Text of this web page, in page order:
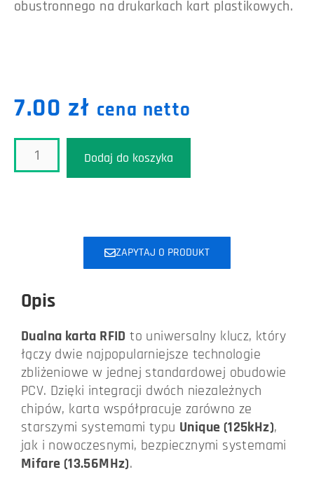
obustronnego na drukarkach kart plastikowych.
7.00 zł cena netto
Dodaj do koszyka
ZAPYTAJ O PRODUKT
Opis
Dualna karta RFID to uniwersalny klucz, który
łączy dwie najpopularniejsze technologie
zbliżeniowe w jednej standardowej obudowie
PCV. Dzięki integracji dwóch niezależnych
chipów, karta współpracuje zarówno ze
starszymi systemami typu Unique (125kHz),
jak i nowoczesnymi, bezpiecznymi systemami
Mifare (13.56MHz).